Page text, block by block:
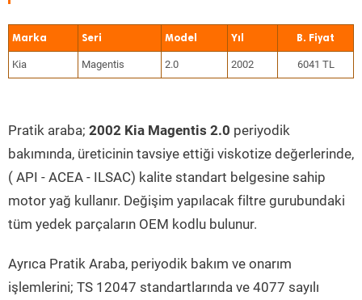
Marka Seri Model Yıl
Kia Magentis 2.0 2002 6041 TL
Pratik araba; 2002 Kia Magentis 2.0 periyodik
bakımında, üreticinin tavsiye ettiği viskotize değerlerinde,
( API - ACEA - ILSAC) kalite standart belgesine sahip
motor yağ kullanır. Değişim yapılacak filtre gurubundaki
tüm yedek parçaların OEM kodlu bulunur.
Ayrıca Pratik Araba, periyodik bakım ve onarım
işlemlerini; TS 12047 standartlarında ve 4077 sayılı